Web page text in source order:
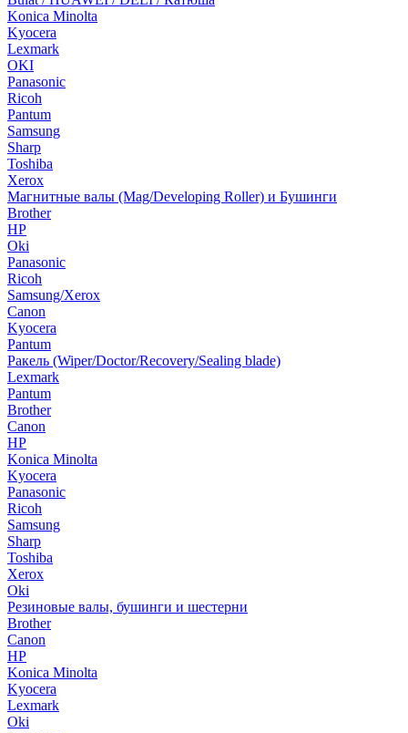
Konica Minolta
Kyocera
Lexmark
OKI
Panasonic
Ricoh
Pantum
Samsung
Sharp
Toshiba
Xerox
Магнитные валы (Mag/Developing Roller) и Бушинги
Brother
HP
Oki
Panasonic
Ricoh
Samsung/Xerox
Canon
Kyocera
Pantum
Ракель (Wiper/Doctor/Recovery/Sealing blade)
Lexmark
Pantum
Brother
Canon
HP
Konica Minolta
Kyocera
Panasonic
Ricoh
Samsung
Sharp
Toshiba
Xerox
Oki
Резиновые валы, бушинги и шестерни
Brother
Canon
HP
Konica Minolta
Kyocera
Lexmark
Oki